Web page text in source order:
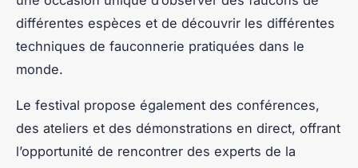
différentes espèces et de découvrir les différentes
techniques de fauconnerie pratiquées dans le
monde.
Le festival propose également des conférences,
des ateliers et des démonstrations en direct, offrant
l’opportunité de rencontrer des experts de la